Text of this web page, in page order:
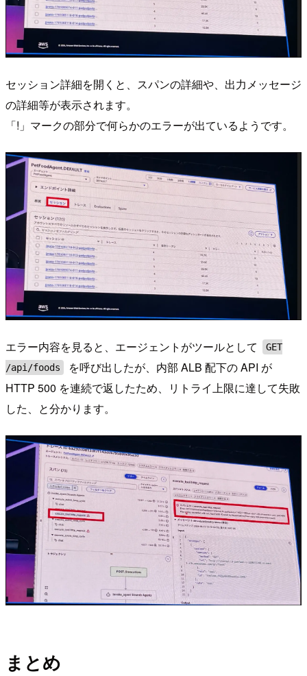
セッション詳細を開くと、スパンの詳細や、出力メッセージ
の詳細等が表示されます。
「!」マークの部分で何らかのエラーが出ているようです。
エラー内容を見ると、エージェントがツールとして
GET
/api/foods
を呼び出したが、内部 ALB 配下の API が
HTTP 500 を連続で返したため、リトライ上限に達して失敗
した、と分かります。
まとめ